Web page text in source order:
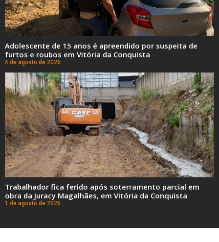
Adolescente de 15 anos é apreendido por suspeita de
furtos e roubos em Vitória da Conquista
4 de agosto de 2026
Trabalhador fica ferido após soterramento parcial em
obra da Juracy Magalhães, em Vitória da Conquista
1 de agosto de 2026